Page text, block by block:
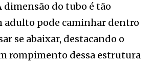
dimensão do tubo é tão
adulto pode caminhar dentro
se abaixar, destacando o
rompimento dessa estrutura